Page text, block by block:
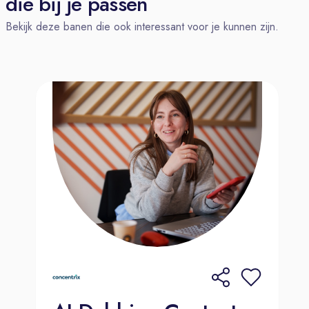
Salaris & Flexibiliteit: Een
marktconform salaris, de mogelijkheid
vanuit een andere EU-locatie te
werken.
Uitstekende basis: 100%
reiskostenvergoeding, 8%
vakantiegeld en 26 vakantiedagen
(plus de optie om er 9 extra bij te
kopen).
Vergoedingen: €57,50 netto
telefoonvergoeding (BYOD) en €30
fulltime) per maand.
Groei & Welzijn: Volop
Bekijk deze banen die ook interessant voor je kunnen zijn.